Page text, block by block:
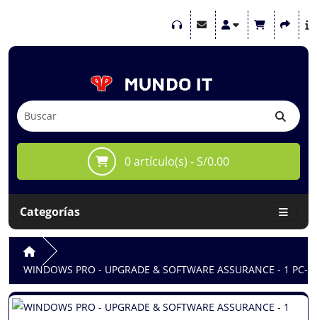
0 artículo(s) - S/0.00
Categorías
WINDOWS PRO - UPGRADE & SOFTWARE ASSURANCE - 1 PC-